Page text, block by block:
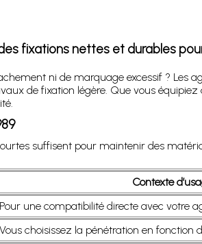
fixations nettes et durables
ni de marquage excessif ? Les
de fixation légère. Que vous
suffisent pour maintenir des
Contexte
Pour une compatibilité directe avec votre
Vous choisissez la pénétration en fonction